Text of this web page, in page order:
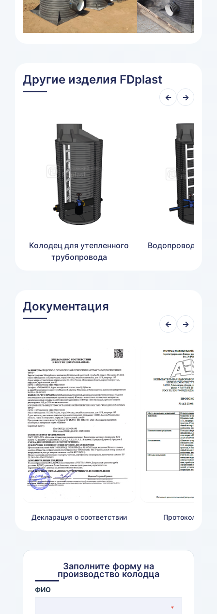
Другие изделия FDplast
← →
Колодец для утепленного
трубопровода
Водопроводный
Документация
← →
Декларация о соответствии Протокол
Заполните форму на
производство колодца
ФИО
*